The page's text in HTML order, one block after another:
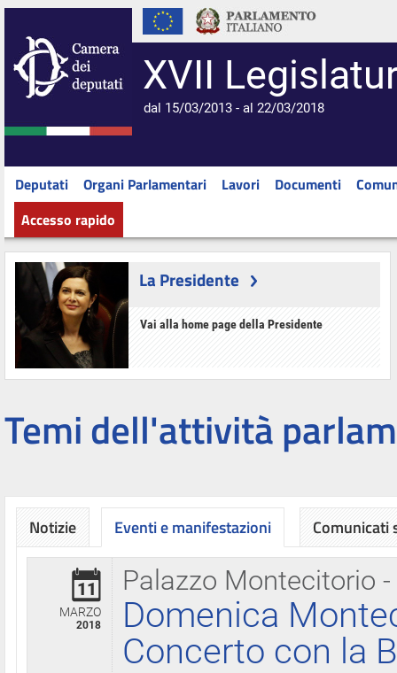
XVII
dal 15/03/2013 - al 22/03/2018
Deputati Organi Parlamentari Lavori Documenti
Accesso rapido
La Presidente
Vai alla home page della Presidente
Temi dell'attività
Notizie Eventi e manifestazioni
Palazzo Montecitorio
11
MARZO
2018
Domenica
Concerto con la
Comunicati